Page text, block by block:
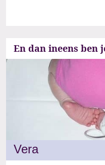
En dan ineens ben
Vera